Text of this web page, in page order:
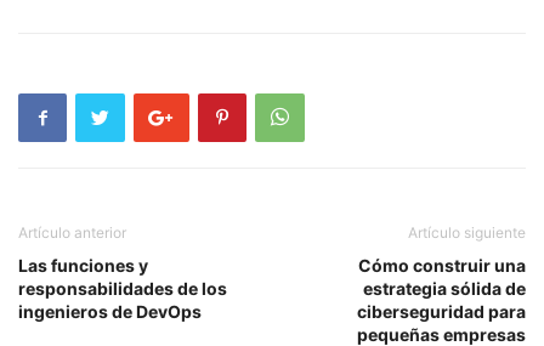
Artículo anterior
Las funciones y
responsabilidades de los
ingenieros de DevOps
Artículo siguiente
Cómo construir una
estrategia sólida de
ciberseguridad para
pequeñas empresas